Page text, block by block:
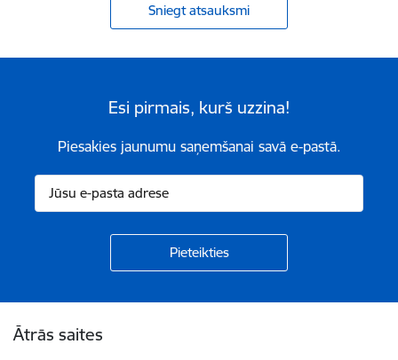
Sniegt atsauksmi
Esi pirmais, kurš uzzina!
Piesakies jaunumu saņemšanai savā e-pastā.
Ātrās saites